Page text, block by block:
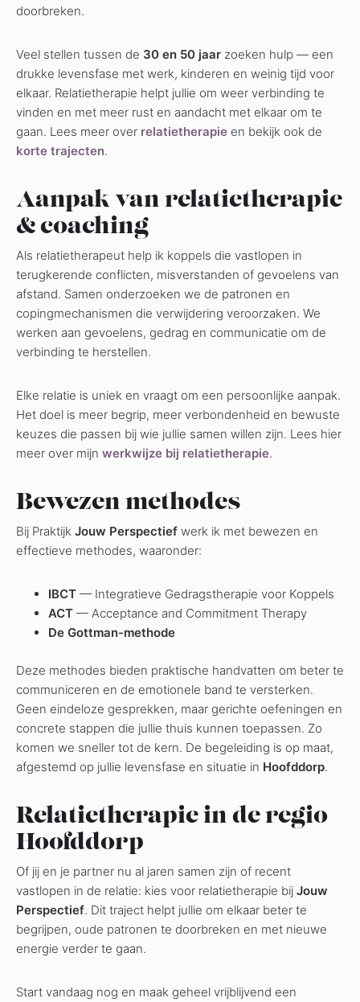
doorbreken.
Veel stellen tussen de 30 en 50 jaar zoeken hulp — een
drukke levensfase met werk, kinderen en weinig tijd voor
elkaar. Relatietherapie helpt jullie om weer verbinding te
vinden en met meer rust en aandacht met elkaar om te
gaan. Lees meer over relatietherapie en bekijk ook de
korte trajecten.
Aanpak van relatietherapie
& coaching
Als relatietherapeut help ik koppels die vastlopen in
terugkerende conflicten, misverstanden of gevoelens van
afstand. Samen onderzoeken we de patronen en
copingmechanismen die verwijdering veroorzaken. We
werken aan gevoelens, gedrag en communicatie om de
verbinding te herstellen.
Elke relatie is uniek en vraagt om een persoonlijke aanpak.
Het doel is meer begrip, meer verbondenheid en bewuste
keuzes die passen bij wie jullie samen willen zijn. Lees hier
meer over mijn werkwijze bij relatietherapie.
Bewezen methodes
Bij Praktijk Jouw Perspectief werk ik met bewezen en
effectieve methodes, waaronder:
IBCT — Integratieve Gedragstherapie voor Koppels
ACT — Acceptance and Commitment Therapy
De Gottman-methode
Deze methodes bieden praktische handvatten om beter te
communiceren en de emotionele band te versterken.
Geen eindeloze gesprekken, maar gerichte oefeningen en
concrete stappen die jullie thuis kunnen toepassen. Zo
komen we sneller tot de kern. De begeleiding is op maat,
afgestemd op jullie levensfase en situatie in Hoofddorp.
Relatietherapie in de regio
Hoofddorp
Of jij en je partner nu al jaren samen zijn of recent
vastlopen in de relatie: kies voor relatietherapie bij Jouw
Perspectief. Dit traject helpt jullie om elkaar beter te
begrijpen, oude patronen te doorbreken en met nieuwe
energie verder te gaan.
Start vandaag nog en maak geheel vrijblijvend een